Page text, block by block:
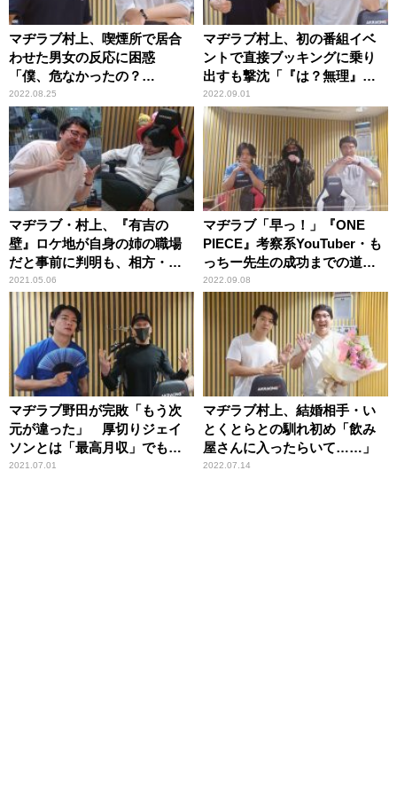
マヂラブ村上、喫煙所で居合
わせた男女の反応に困惑
「僕、危なかったの？
（笑）」
2022.08.25
マヂラブ村上、初の番組イベ
ントで直接ブッキングに乗り
出すも撃沈「『は？無理』っ
て返ってきまして……」
2022.09.01
マヂラブ・村上、『有吉の
壁』ロケ地が自身の姉の職場
だと事前に判明も、相方・野
田に一切知らせず問い詰めら
れる
2021.05.06
マヂラブ「早っ！」『ONE
PIECE』考察系YouTuber・も
っちー先生の成功までの道の
りに驚き
2022.09.08
マヂラブ野田が完敗「もう次
元が違った」 厚切りジェイ
ソンとは「最高月収」でも愕
然のレベル差
2021.07.01
マヂラブ村上、結婚相手・い
とくとらとの馴れ初め「飲み
屋さんに入ったらいて……」
2022.07.14